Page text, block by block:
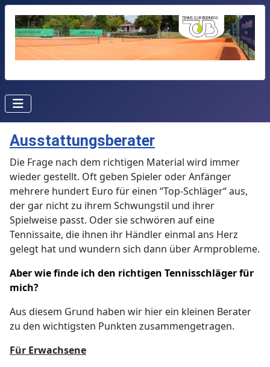
Ausstattungsberater
Die Frage nach dem richtigen Material wird immer
wieder gestellt. Oft geben Spieler oder Anfänger
mehrere hundert Euro für einen “Top-Schläger“ aus,
der gar nicht zu ihrem Schwungstil und ihrer
Spielweise passt. Oder sie schwören auf eine
Tennissaite, die ihnen ihr Händler einmal ans Herz
gelegt hat und wundern sich dann über Armprobleme.
Aber wie finde ich den richtigen Tennisschläger für
mich?
Aus diesem Grund haben wir hier ein kleinen Berater
zu den wichtigsten Punkten zusammengetragen.
Für Erwachsene